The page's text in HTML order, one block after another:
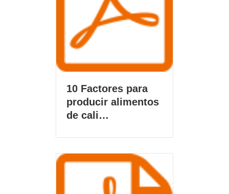
10 Factores para
producir alimentos
de cali…